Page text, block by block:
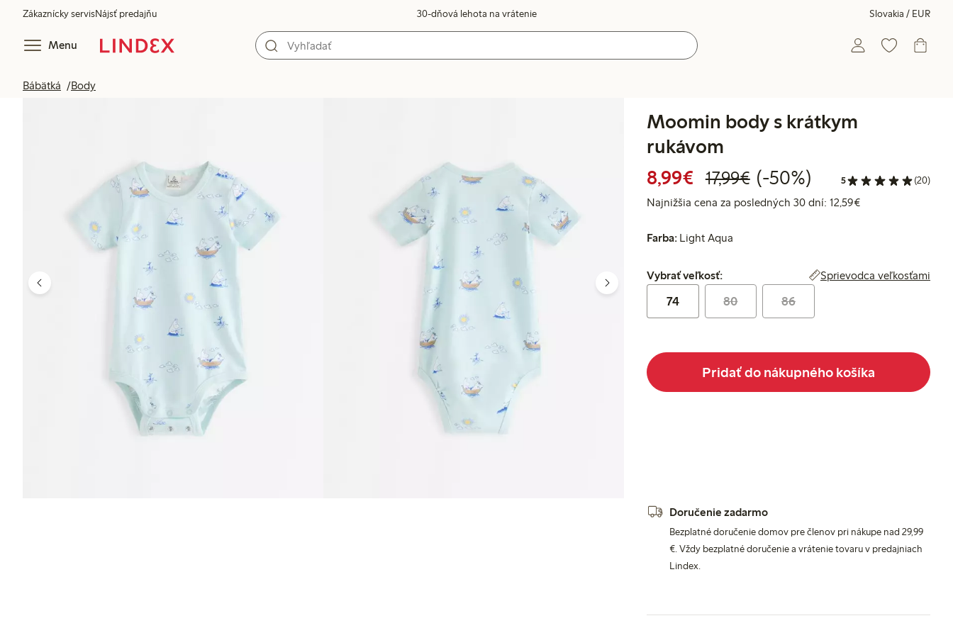
Zákaznícky servisNájsť predajňu 30-dňová lehota na vrátenie Slovakia / EUR
Menu
Bábätká Body
Moomin body s krátkym
rukávom
8,99€ Zvýhodnená cena: 8,99 €
17,99€Bežná cena: 17,99 €
50% zľava
(-50%) 5 (20)
Najnižšia cena za posledných 30 dní: 12,59€Najnižšia cena za
Farba: Light Aqua
Vybrať veľkosť:
Vybrať veľkosť: Sprievodca veľkosťami
74 80 86
Pridať do nákupného košíka
Doručenie zadarmo
Bezplatné doručenie domov pre členov pri nákupe nad 29,99
€. Vždy bezplatné doručenie a vrátenie tovaru v predajniach
Lindex.